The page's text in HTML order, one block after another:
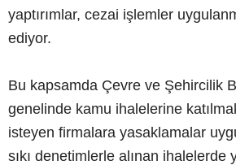
yaptırımlar, cezai işlemler
ediyor.
Bu kapsamda Çevre ve Şehircilik
genelinde kamu ihalelerine
isteyen firmalara yasaklamalar
sıkı denetimlerle alınan ihalelerde